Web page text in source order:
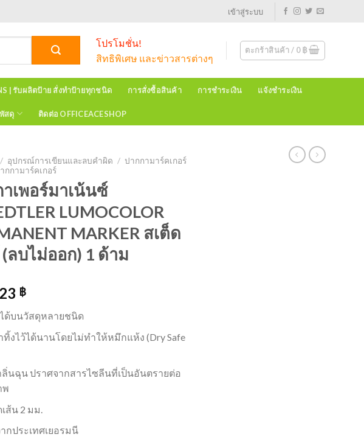
เข้าสู่ระบบ
โปรโมชั่น!
สิทธิพิเศษ และข่าวสารต่างๆ
ตะกร้าสินค้า / 0฿
| รับผลิตป้าย สั่งทำป้ายทุกชนิด การสั่งซื้อสินค้า การชำระเงิน แจ้งชำระเงิน
สดุ ติดต่อ OFFICEACESHOP
/ อุปกรณ์การเขียนและลบคำผิด / ปากกามาร์คเกอร์
กกามาร์คเกอร์
เพอร์มาเน้นซ์
LUMOCOLOR
MARKER สเต็ด
(ลบไม่ออก) 1 ด้าม
23 ฿
ด้บนวัสดุหลายชนิด
ทิ้งไว้ได้นานโดยไม่ทำให้หมึกแห้ง (Dry Safe
นฉุน ปราศจากสารไซลีนที่เป็นอันตรายต่อ
พ
ส้น 2 มม.
กประเทศเยอรมนี